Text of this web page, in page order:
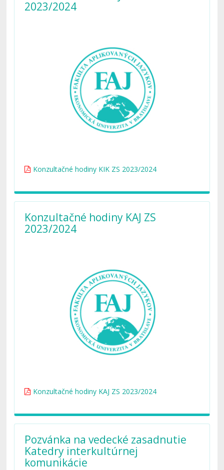
2023/2024
Konzultačné hodiny KIK ZS 2023/2024
Konzultačné hodiny KAJ ZS
2023/2024
Konzultačné hodiny KAJ ZS 2023/2024
Pozvánka na vedecké zasadnutie
Katedry interkultúrnej
komunikácie